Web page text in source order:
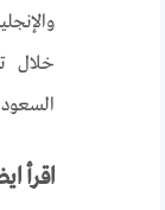
خلال
اقرأ